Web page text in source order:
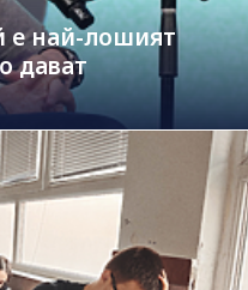
е най-лошият
дават